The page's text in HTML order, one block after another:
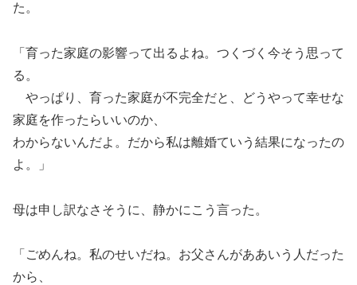
た。
「育った家庭の影響って出るよね。つくづく今そう思って
る。
やっぱり、育った家庭が不完全だと、どうやって幸せな
家庭を作ったらいいのか、
わからないんだよ。だから私は離婚ていう結果になったの
よ。」
母は申し訳なさそうに、静かにこう言った。
「ごめんね。私のせいだね。お父さんがああいう人だった
から、